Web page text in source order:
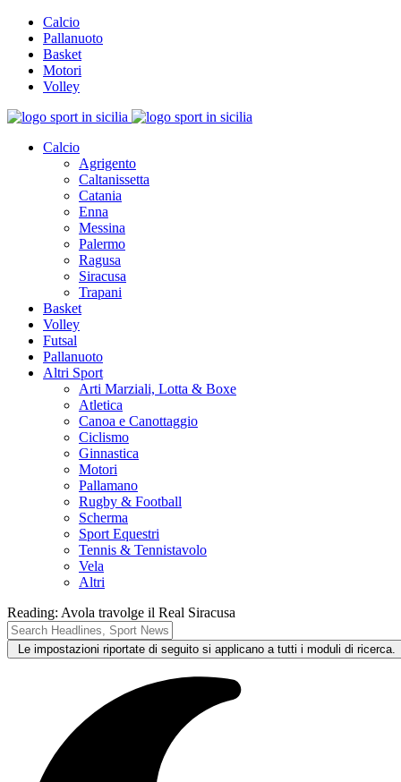
Calcio
Pallanuoto
Basket
Motori
Volley
Calcio
Agrigento
Caltanissetta
Catania
Enna
Messina
Palermo
Ragusa
Siracusa
Trapani
Basket
Volley
Futsal
Pallanuoto
Altri Sport
Arti Marziali, Lotta & Boxe
Atletica
Canoa e Canottaggio
Ciclismo
Ginnastica
Motori
Pallamano
Rugby & Football
Scherma
Sport Equestri
Tennis & Tennistavolo
Vela
Altri
Reading: Avola travolge il Real Siracusa